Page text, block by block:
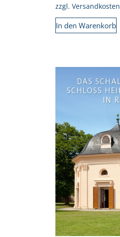
zzgl. Versandkosten
In den Warenkorb